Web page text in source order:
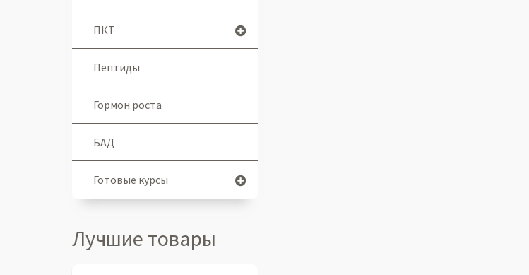
ПКТ
Пептиды
Гормон роста
БАД
Готовые курсы
Лучшие товары